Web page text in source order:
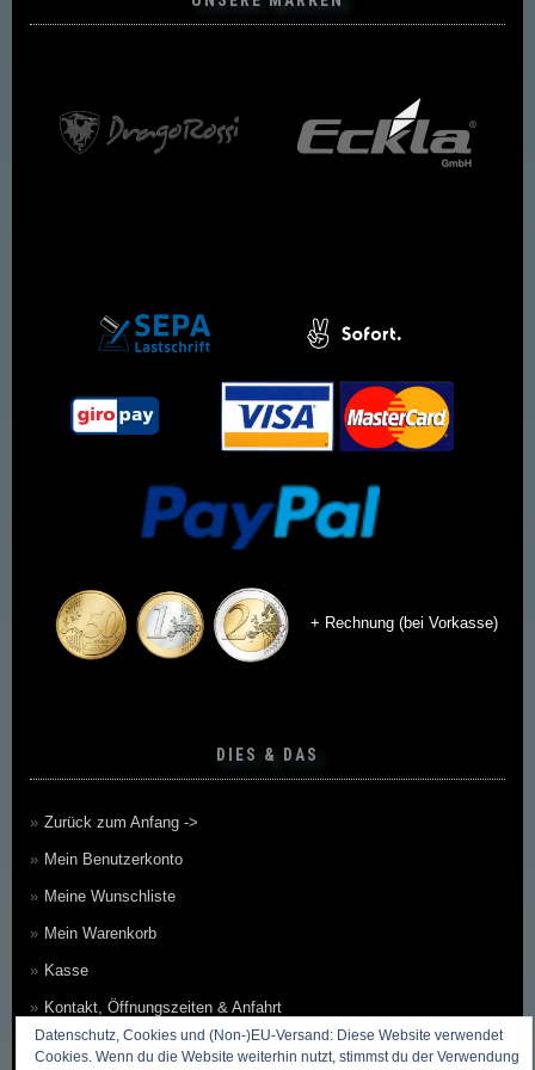
+ Rechnung (bei Vorkasse)
DIES & DAS
Zurück zum Anfang ->
Mein Benutzerkonto
Meine Wunschliste
Mein Warenkorb
Kasse
Kontakt, Öffnungszeiten & Anfahrt
Zahlungsmethoden
Datenschutz, Cookies und (Non-)EU-Versand: Diese Website verwendet
Cookies. Wenn du die Website weiterhin nutzt, stimmst du der Verwendung